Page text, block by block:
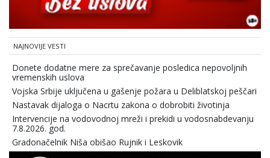
NAJNOVIJE VESTI
Donete dodatne mere za sprečavanje posledica nepovoljnih
vremenskih uslova
Vojska Srbije uključena u gašenje požara u Deliblatskoj peščari
Nastavak dijaloga o Nacrtu zakona o dobrobiti životinja
Intervencije na vodovodnoj mreži i prekidi u vodosnabdevanju
7.8.2026. god.
Gradonačelnik Niša obišao Rujnik i Leskovik